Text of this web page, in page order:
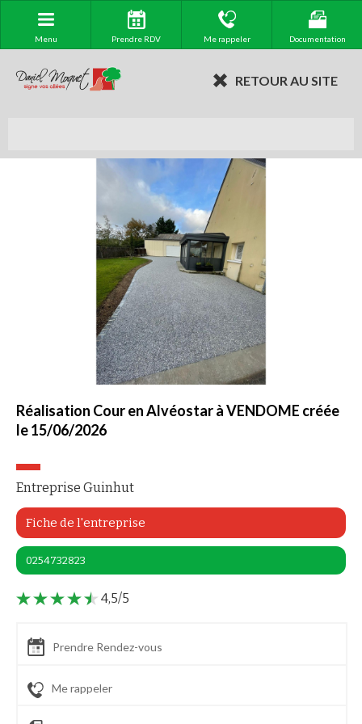
Menu Prendre RDV Me rappeler Documentation
RETOUR AU SITE
Réalisation Cour en Alvéostar à VENDOME créée
le 15/06/2026
Entreprise Guinhut
Fiche de l'entreprise
0254732823
4,5/5
Prendre Rendez-vous
Me rappeler